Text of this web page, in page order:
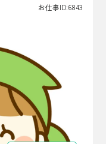
お仕事ID:6843